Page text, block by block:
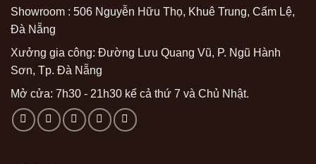
Showroom : 506 Nguyễn Hữu Thọ, Khuê Trung, Cẩm Lệ,
Đà Nẵng
Xưởng gia công: Đường Lưu Quang Vũ, P. Ngũ Hành
Sơn, Tp. Đà Nẵng
Mở cửa: 7h30 - 21h30 kể cả thứ 7 và Chủ Nhật.